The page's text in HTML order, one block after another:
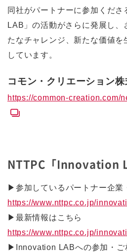
同社がパートナーに参加くだ
LAB」の活動がさらに発展し、
たなチャレンジ、新たな価値を
しています。
コモン・クリエーション株
https://common-creation.com/
NTTPC「Innovation
▶参加しているパートナー企業
https://www.nttpc.co.jp/
▶最新情報はこちら
https://www.nttpc.co.jp/
▶Innovation LABへの参加・ご